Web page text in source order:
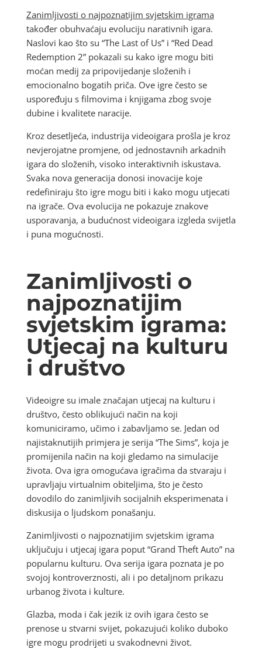
Zanimljivosti o najpoznatijim svjetskim igrama
također obuhvaćaju evoluciju narativnih igara.
Naslovi kao što su “The Last of Us” i “Red Dead
Redemption 2” pokazali su kako igre mogu biti
moćan medij za pripovijedanje složenih i
emocionalno bogatih priča. Ove igre često se
uspoređuju s filmovima i knjigama zbog svoje
dubine i kvalitete naracije.
Kroz desetljeća, industrija videoigara prošla je kroz
nevjerojatne promjene, od jednostavnih arkadnih
igara do složenih, visoko interaktivnih iskustava.
Svaka nova generacija donosi inovacije koje
redefiniraju što igre mogu biti i kako mogu utjecati
na igrače. Ova evolucija ne pokazuje znakove
usporavanja, a budućnost videoigara izgleda svijetla
i puna mogućnosti.
Zanimljivosti o
najpoznatijim
svjetskim igrama:
Utjecaj na kulturu
i društvo
Videoigre su imale značajan utjecaj na kulturu i
društvo, često oblikujući način na koji
komuniciramo, učimo i zabavljamo se. Jedan od
najistaknutijih primjera je serija “The Sims”, koja je
promijenila način na koji gledamo na simulacije
života. Ova igra omogućava igračima da stvaraju i
upravljaju virtualnim obiteljima, što je često
dovodilo do zanimljivih socijalnih eksperimenata i
diskusija o ljudskom ponašanju.
Zanimljivosti o najpoznatijim svjetskim igrama
uključuju i utjecaj igara poput “Grand Theft Auto” na
popularnu kulturu. Ova serija igara poznata je po
svojoj kontroverznosti, ali i po detaljnom prikazu
urbanog života i kulture.
Glazba, moda i čak jezik iz ovih igara često se
prenose u stvarni svijet, pokazujući koliko duboko
igre mogu prodrijeti u svakodnevni život.